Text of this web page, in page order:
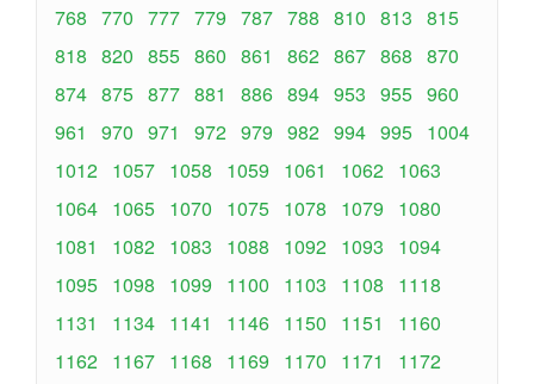
768 770 777 779 787 788 810 813 815
818 820 855 860 861 862 867 868 870
874 875 877 881 886 894 953 955 960
961
970 971 972 979 982 994 995 1004
1012 1057 1058 1059 1061 1062 1063
1064 1065 1070 1075 1078 1079
1080
1081
1082 1083 1088 1092 1093
1094
1095 1098 1099 1100 1103 1108
1118
1131
1134 1141 1146 1150 1151
1160
1162 1167 1168 1169 1170 1171 1172